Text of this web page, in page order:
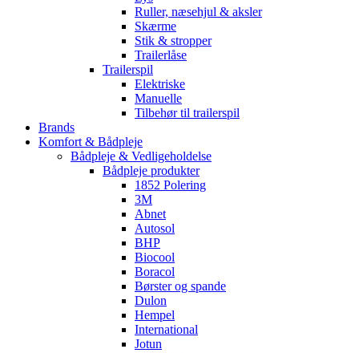
Ruller, næsehjul & aksler
Skærme
Stik & stropper
Trailerlåse
Trailerspil
Elektriske
Manuelle
Tilbehør til trailerspil
Brands
Komfort & Bådpleje
Bådpleje & Vedligeholdelse
Bådpleje produkter
1852 Polering
3M
Abnet
Autosol
BHP
Biocool
Boracol
Børster og spande
Dulon
Hempel
International
Jotun